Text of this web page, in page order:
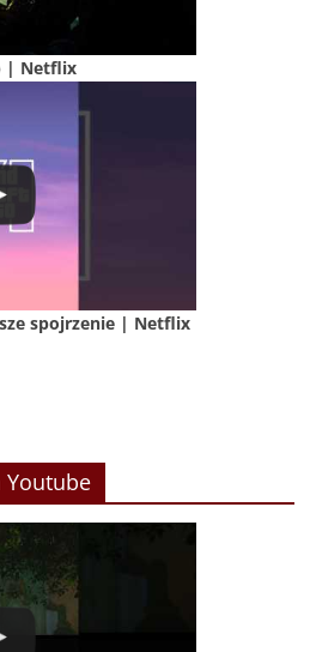
| Netflix
spojrzenie | Netflix
Youtube